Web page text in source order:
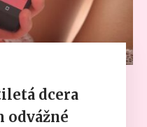
dcera
odvážné